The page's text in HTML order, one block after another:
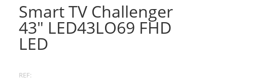
Smart TV Challenger
43″ LED43LO69 FHD
LED
REF: